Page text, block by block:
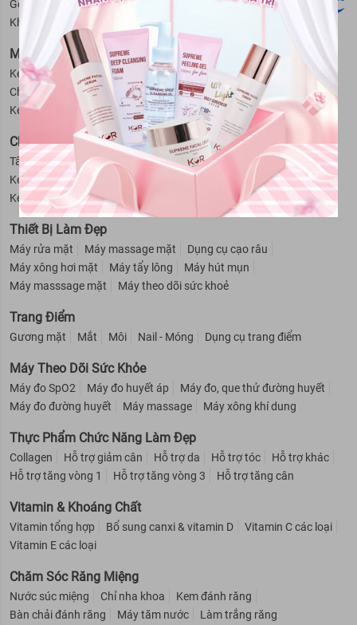
Gel giữ nếp tóc cho nam
Dung dịch vệ sinh nam
Khử mùi cho nam
Cạo râu cho nam
Mỹ Phẩm Cho Bé
Kem trị hăm cho bé Sữa tắm - Dầu gội cho bé
Phấn rôm cho bé
Chống muỗi - Côn trùng cho bé
Nước hoa cho bé
Kem chống nắng - Dưỡng ẩm cho bé
Giữ ấm cho bé
Chăm Sóc Cơ Thể
Tẩy da chết Kem dưỡng thể Khử mùi
Kem chống nắng
Kem massage mặt
Kem trị thâm nách
Se khít lỗ chân lông
Kem tan mỡ bụng
Kem tẩy lông
Thiết Bị Làm Đẹp
Máy rửa mặt Máy massage mặt
Dụng cụ cạo râu
Máy xông hơi mặt
Máy tẩy lông
Máy hút mụn
Máy masssage mặt
Máy theo dõi sức khoẻ
Trang Điểm
Gương mặt Mắt Môi Nail - Móng Dụng cụ trang điểm
Máy Theo Dõi Sức Khỏe
Máy đo SpO2 Máy đo huyết áp
Máy đo, que thử đường huyết
Máy đo đường huyết
Máy massage Máy xông khí dung
Thực Phẩm Chức Năng Làm Đẹp
Collagen Hỗ trợ giảm cân Hỗ trợ da Hỗ trợ tóc
Hỗ trợ khác
Hỗ trợ tăng vòng 1
Hỗ trợ tăng vòng 3 Hỗ trợ tăng cân
Vitamin & Khoáng Chất
Vitamin tổng hợp Bổ sung canxi & vitamin D
Vitamin C các loại
Vitamin E các loại
Chăm Sóc Răng Miệng
Nước súc miệng Chỉ nha khoa
Kem đánh răng
Bàn chải đánh răng
Máy tăm nước Làm trắng răng